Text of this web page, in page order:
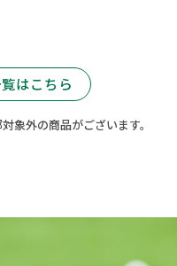
はこちら
象外の商品がございます。